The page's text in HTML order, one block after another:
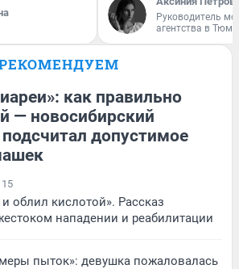
Руководитель
агентства в
как правильно
— новосибирский
допустимое
15
облил кислотой». Рассказ
нападении и реабилитации
пыток»: девушка пожаловалась